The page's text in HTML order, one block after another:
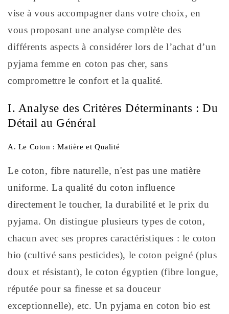
vise à vous accompagner dans votre choix, en
vous proposant une analyse complète des
différents aspects à considérer lors de l’achat d’un
pyjama femme en coton pas cher, sans
compromettre le confort et la qualité.
I. Analyse des Critères Déterminants : Du
Détail au Général
A. Le Coton : Matière et Qualité
Le coton, fibre naturelle, n'est pas une matière
uniforme. La qualité du coton influence
directement le toucher, la durabilité et le prix du
pyjama. On distingue plusieurs types de coton,
chacun avec ses propres caractéristiques : le coton
bio (cultivé sans pesticides), le coton peigné (plus
doux et résistant), le coton égyptien (fibre longue,
réputée pour sa finesse et sa douceur
exceptionnelle), etc. Un pyjama en coton bio est